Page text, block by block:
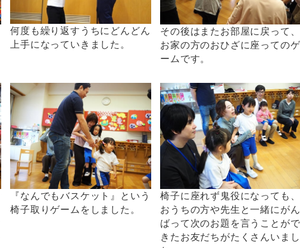
何度も繰り返すうちにどんどん
上手になっていきました。
その後はまたお部屋に戻って、
お家の方のおひざに座ってのゲ
ームです。
『なんでもバスケット』という
椅子取りゲームをしました。
椅子に座れず鬼役になっても、
おうちの方や先生と一緒にがん
ばって次のお題を言うことがで
きたお友だちがたくさんいまし